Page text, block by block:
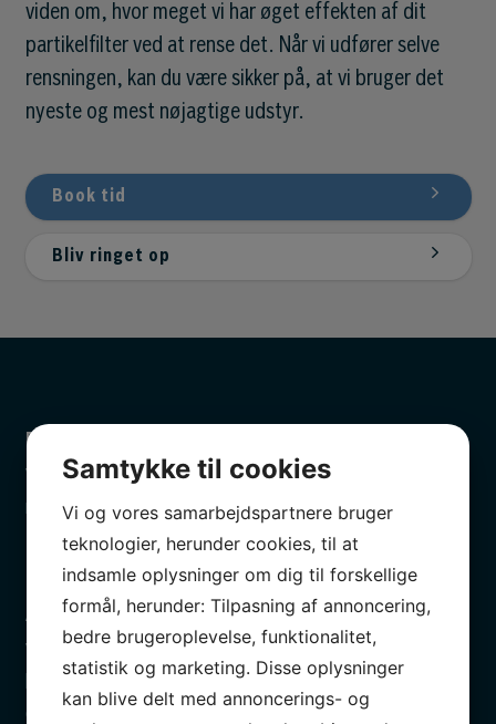
viden om, hvor meget vi har øget effekten af dit
partikelfilter ved at rense det. Når vi udfører selve
rensningen, kan du være sikker på, at vi bruger det
nyeste og mest nøjagtige udstyr.
Book tid
Bliv ringet op
Professionelt
Vores værksted i Aalborg har branchens bedste og
mest avancerede testudstyr.
Altid gratis lånebil
Vi har altid en lånebil klar til dig, så du er godt
kørende, mens din mekaniker i Aalborg tager sig af
din bil.
Samtykke til cookies
Vi og vores samarbejdspartnere bruger
teknologier, herunder cookies, til at
indsamle oplysninger om dig til forskellige
formål, herunder: Tilpasning af annoncering,
bedre brugeroplevelse, funktionalitet,
statistik og marketing. Disse oplysninger
kan blive delt med annoncerings- og